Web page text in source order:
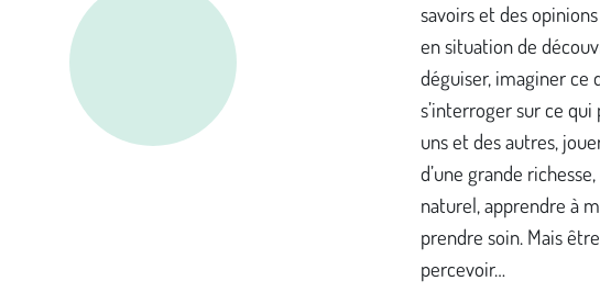
savoirs et des
en situation de
déguiser, imaginer ce
s’interroger sur ce
uns et des autres,
d’une grande
naturel, apprendre à
prendre soin. Mais
percevoir…